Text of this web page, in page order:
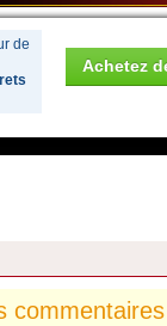
de
Achetez